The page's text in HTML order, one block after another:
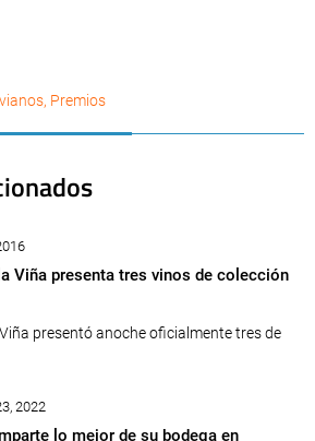
, Premios
Viña presenta tres vinos de colección
presentó anoche oficialmente tres de
2022
lo mejor de su bodega en